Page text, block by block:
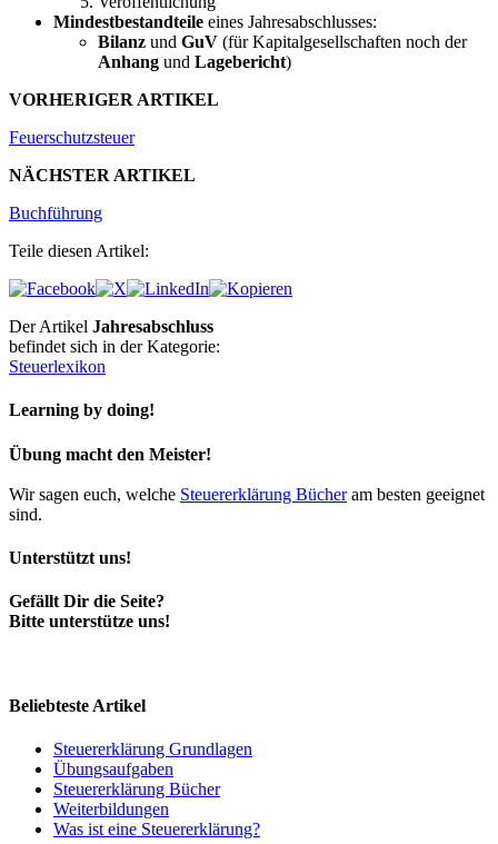
Mindestbestandteile eines Jahresabschlusses:
Bilanz und GuV (für Kapitalgesellschaften noch der
Anhang und Lagebericht)
VORHERIGER ARTIKEL
Feuerschutzsteuer
NÄCHSTER ARTIKEL
Buchführung
Teile diesen Artikel:
Der Artikel Jahresabschluss
befindet sich in der Kategorie:
Steuerlexikon
Learning by doing!
Übung macht den Meister!
Wir sagen euch, welche Steuererklärung Bücheram besten geeignet
sind.
Unterstützt uns!
Gefällt Dir die Seite?
Bitte unterstütze uns!
Beliebteste Artikel
Steuererklärung Grundlagen
Übungsaufgaben
Steuererklärung Bücher
Weiterbildungen
Was ist eine Steuererklärung?